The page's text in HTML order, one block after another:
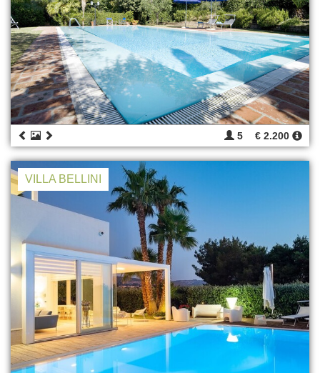
5 € 2.200
VILLA BELLINI